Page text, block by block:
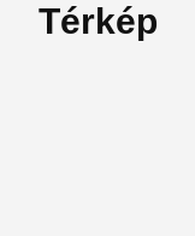
Térkép